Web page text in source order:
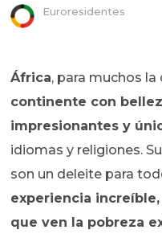
Euroresidentes
África, para muchos
continente con
impresionantes y
idiomas y religiones.
son un deleite para
experiencia
que ven la pobreza